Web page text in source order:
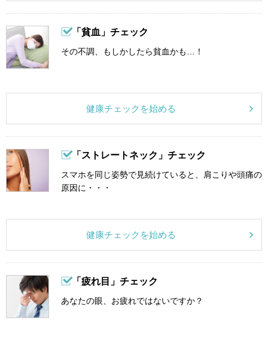
「貧血」チェック
その不調、もしかしたら貧血かも…！
健康チェックを始める
「ストレートネック」チェック
スマホを同じ姿勢で見続けていると、肩こりや頭痛の
原因に・・・
健康チェックを始める
「疲れ目」チェック
あなたの眼、お疲れではないですか？